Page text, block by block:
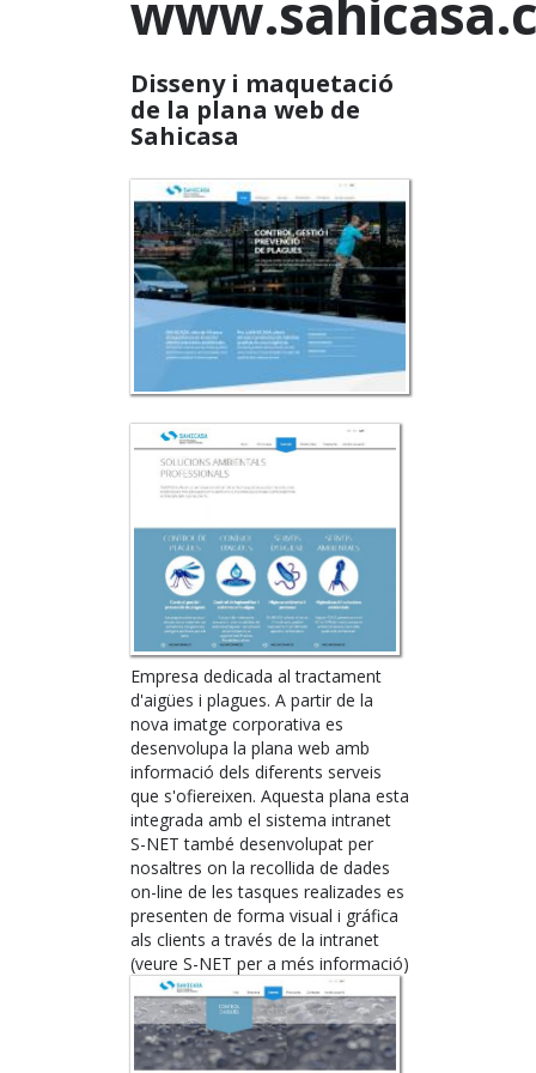
Disseny i maquetació
de la plana web de
Sahicasa
Empresa dedicada al tractament
d'aigües i plagues. A partir de la
nova imatge corporativa es
desenvolupa la plana web amb
informació dels diferents serveis
que s'ofiereixen. Aquesta plana esta
integrada amb el sistema intranet
S-NET també desenvolupat per
nosaltres on la recollida de dades
on-line de les tasques realizades es
presenten de forma visual i gráfica
als clients a través de la intranet
(veure S-NET per a més informació)